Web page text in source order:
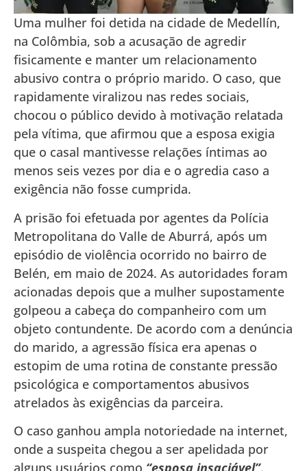
Uma mulher foi detida na cidade de Medellín,
na Colômbia, sob a acusação de agredir
fisicamente e manter um relacionamento
abusivo contra o próprio marido. O caso, que
rapidamente viralizou nas redes sociais,
chocou o público devido à motivação relatada
pela vítima, que afirmou que a esposa exigia
que o casal mantivesse relações íntimas ao
menos seis vezes por dia e o agredia caso a
exigência não fosse cumprida.
A prisão foi efetuada por agentes da Polícia
Metropolitana do Valle de Aburrá, após um
episódio de violência ocorrido no bairro de
Belén, em maio de 2024. As autoridades foram
acionadas depois que a mulher supostamente
golpeou a cabeça do companheiro com um
objeto contundente. De acordo com a denúncia
do marido, a agressão física era apenas o
estopim de uma rotina de constante pressão
psicológica e comportamentos abusivos
atrelados às exigências da parceira.
O caso ganhou ampla notoriedade na internet,
onde a suspeita chegou a ser apelidada por
alguns usuários como “esposa insaciável”.